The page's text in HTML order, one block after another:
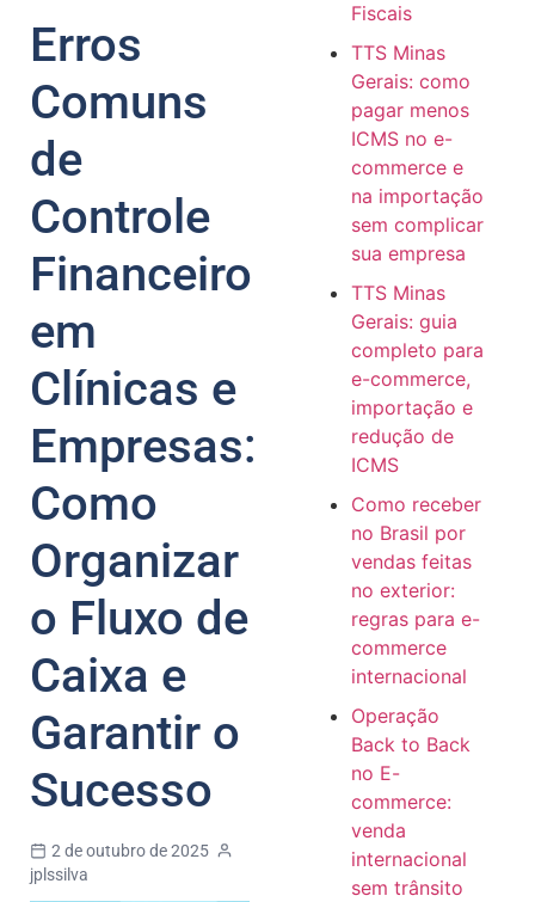
Erros
Comuns
de
Controle
Financeiro
em
Clínicas e
Empresas:
Como
Organizar
o Fluxo de
Caixa e
Garantir o
Sucesso
2 de outubro de 2025
jplssilva
Fiscais
TTS Minas
Gerais: como
pagar menos
ICMS no e-
commerce e
na importação
sem complicar
sua empresa
TTS Minas
Gerais: guia
completo para
e-commerce,
importação e
redução de
ICMS
Como receber
no Brasil por
vendas feitas
no exterior:
regras para e-
commerce
internacional
Operação
Back to Back
no E-
commerce:
venda
internacional
sem trânsito